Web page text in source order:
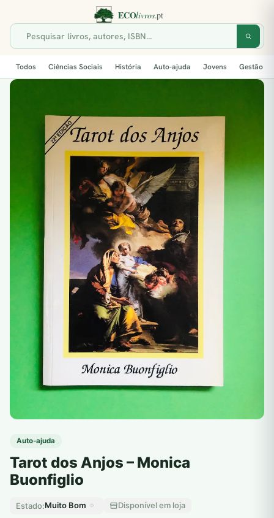
Todos Ciências Sociais História Auto-ajuda Jovens Gestão
Auto-ajuda
Tarot dos Anjos – Monica
Buonfiglio
Estado:Muito Bom Disponível em loja